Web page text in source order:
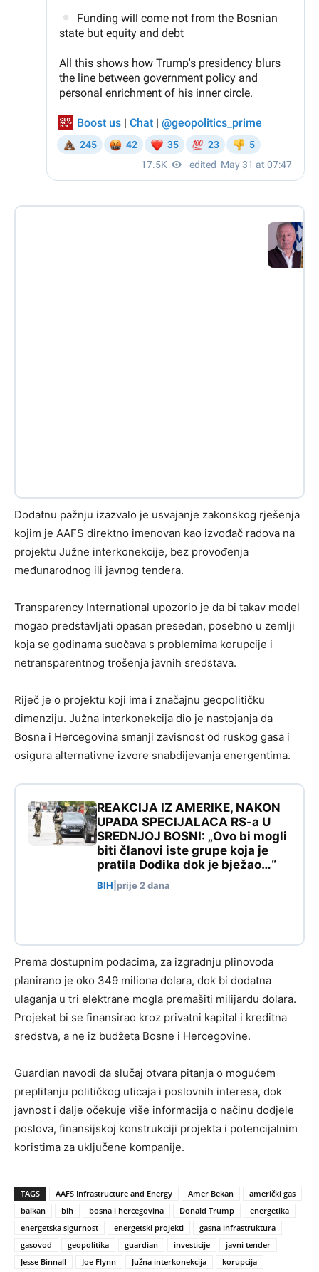
Dodatnu pažnju izazvalo je usvajanje zakonskog rješenja
kojim je AAFS direktno imenovan kao izvođač radova na
projektu Južne interkonekcije, bez provođenja
međunarodnog ili javnog tendera.
Transparency International upozorio je da bi takav model
mogao predstavljati opasan presedan, posebno u zemlji
koja se godinama suočava s problemima korupcije i
netransparentnog trošenja javnih sredstava.
Riječ je o projektu koji ima i značajnu geopolitičku
dimenziju. Južna interkonekcija dio je nastojanja da
Bosna i Hercegovina smanji zavisnost od ruskog gasa i
osigura alternativne izvore snabdijevanja energentima.
REAKCIJA IZ AMERIKE, NAKON
UPADA SPECIJALACA RS-a U
SREDNJOJ BOSNI: „Ovo bi mogli
biti članovi iste grupe koja je
pratila Dodika dok je bježao…“
BIH prije 2 dana
Prema dostupnim podacima, za izgradnju plinovoda
planirano je oko 349 miliona dolara, dok bi dodatna
ulaganja u tri elektrane mogla premašiti milijardu dolara.
Projekat bi se finansirao kroz privatni kapital i kreditna
sredstva, a ne iz budžeta Bosne i Hercegovine.
Guardian navodi da slučaj otvara pitanja o mogućem
preplitanju političkog uticaja i poslovnih interesa, dok
javnost i dalje očekuje više informacija o načinu dodjele
poslova, finansijskoj konstrukciji projekta i potencijalnim
koristima za uključene kompanije.
TAGS AAFS Infrastructure and Energy Amer Bekan
američki gas
balkan
bih bosna i hercegovina Donald Trump
energetika
energetska sigurnost
energetski projekti
gasna infrastruktura
gasovod
geopolitika guardian investicije
javni tender
Jesse Binnall
Joe Flynn Južna interkonekcija
korupcija